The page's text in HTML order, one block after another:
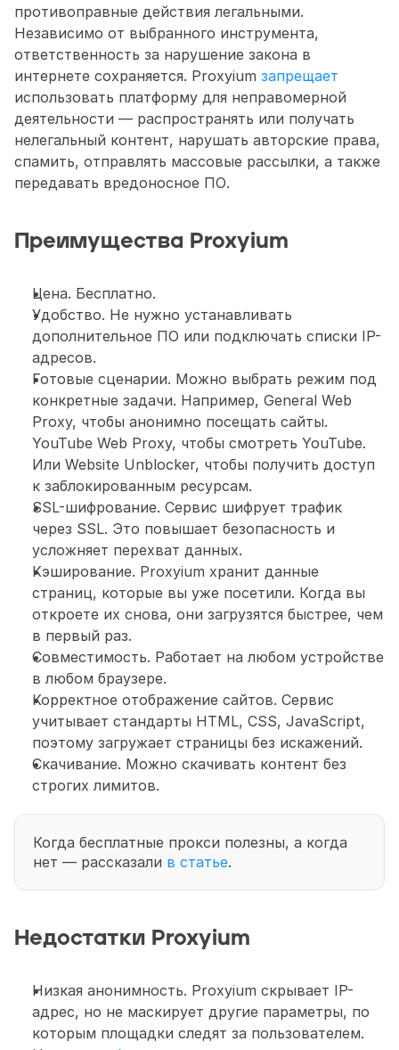
противоправные действия легальными.
Независимо от выбранного инструмента,
ответственность за нарушение закона в
интернете сохраняется. Proxyium запрещает
использовать платформу для неправомерной
деятельности — распространять или получать
нелегальный контент, нарушать авторские права,
спамить, отправлять массовые рассылки, а также
передавать вредоносное ПО.
Преимущества Proxyium
Цена. Бесплатно.
Удобство. Не нужно устанавливать
дополнительное ПО или подключать списки IP-
адресов.
Готовые сценарии. Можно выбрать режим под
конкретные задачи. Например, General Web
Proxy, чтобы анонимно посещать сайты.
YouTube Web Proxy, чтобы смотреть YouTube.
Или Website Unblocker, чтобы получить доступ
к заблокированным ресурсам.
SSL-шифрование. Сервис шифрует трафик
через SSL. Это повышает безопасность и
усложняет перехват данных.
Кэширование. Proxyium хранит данные
страниц, которые вы уже посетили. Когда вы
откроете их снова, они загрузятся быстрее, чем
в первый раз.
Совместимость. Работает на любом устройстве
в любом браузере.
Корректное отображение сайтов. Сервис
учитывает стандарты HTML, CSS, JavaScript,
поэтому загружает страницы без искажений.
Скачивание. Можно скачивать контент без
строгих лимитов.
Когда бесплатные прокси полезны, а когда
нет — рассказали в статье.
Недостатки Proxyium
Низкая анонимность. Proxyium скрывает IP-
адрес, но не маскирует другие параметры, по
которым площадки следят за пользователем.